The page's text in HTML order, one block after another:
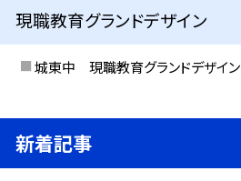
現職教育グランドデザイン
城東中 現職教育グランドデザイン
新着記事